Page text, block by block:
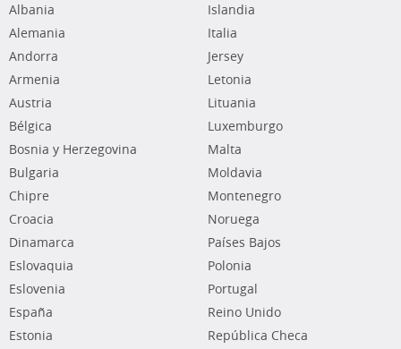
Albania
Alemania
Andorra
Armenia
Austria
Bélgica
Bosnia y Herzegovina
Bulgaria
Chipre
Croacia
Dinamarca
Eslovaquia
Eslovenia
España
Estonia
Islandia
Italia
Jersey
Letonia
Lituania
Luxemburgo
Malta
Moldavia
Montenegro
Noruega
Países Bajos
Polonia
Portugal
Reino Unido
República Checa